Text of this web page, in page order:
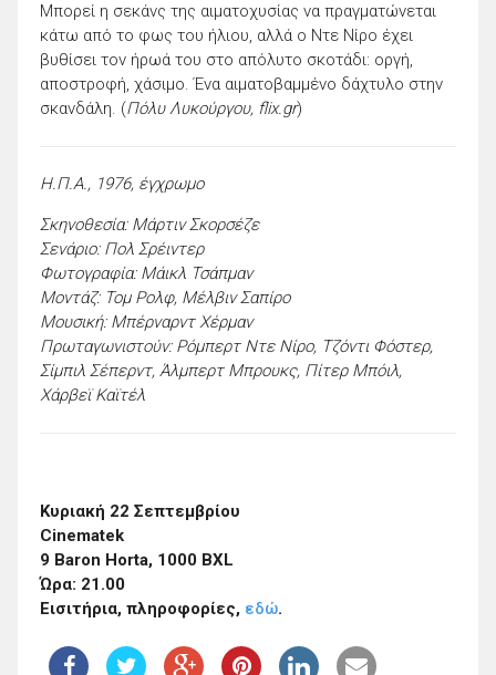
Μπορεί η σεκάνς της αιματοχυσίας να πραγματώνεται
κάτω από το φως του ήλιου, αλλά ο Ντε Νίρο έχει
βυθίσει τον ήρωά του στο απόλυτο σκοτάδι: οργή,
αποστροφή, χάσιμο. Ένα αιματοβαμμένο δάχτυλο στην
σκανδάλη. (Πόλυ Λυκούργου, flix.gr)
Η.Π.Α., 1976, έγχρωμο
Σκηνοθεσία: Μάρτιν Σκορσέζε
Σενάριο: Πολ Σρέιντερ
Φωτογραφία: Μάικλ Τσάπμαν
Μοντάζ: Τομ Ρολφ, Μέλβιν Σαπίρο
Μουσική: Μπέρναρντ Χέρμαν
Πρωταγωνιστούν: Ρόμπερτ Ντε Νίρο, Τζόντι Φόστερ,
Σίμπιλ Σέπερντ, Άλμπερτ Μπρουκς, Πίτερ Μπόιλ,
Χάρβεϊ Καϊτέλ
Κυριακή 22 Σεπτεμβρίου
Cinematek
9 Baron Horta, 1000 BXL
Ώρα: 21.00
Εισιτήρια, πληροφορίες, εδώ.